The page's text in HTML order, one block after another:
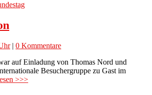
| 0 Kommentare
auf Einladung von Thomas Nord und
Besuchergruppe zu Gast im
>>>